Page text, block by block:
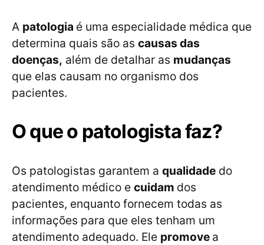
A patologia é uma especialidade médica que
determina quais são as causas das
doenças, além de detalhar as mudanças
que elas causam no organismo dos
pacientes.
O que o patologista faz?
Os patologistas garantem a qualidade do
atendimento médico e cuidam dos
pacientes, enquanto fornecem todas as
informações para que eles tenham um
atendimento adequado. Ele promove a